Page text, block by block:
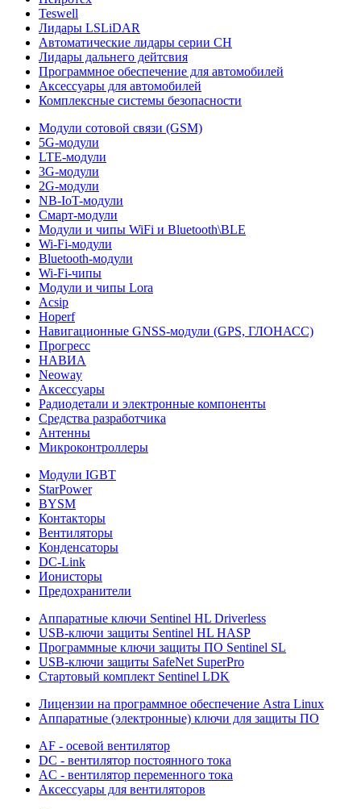
Teswell
Лидары LSLiDAR
Автоматические лидары серии CH
Лидары дальнего дейтсвия
Программное обеспечение для автомобилей
Аксессуары для автомобилей
Комплексные системы безопасности
Модули сотовой связи (GSM)
5G-модули
LTE-модули
3G-модули
2G-модули
NB-IoT-модули
Смарт-модули
Модули и чипы WiFi и Bluetooth\BLE
Wi-Fi-модули
Bluetooth-модули
Wi-Fi-чипы
Модули и чипы Lora
Acsip
Hoperf
Навигационные GNSS-модули (GPS, ГЛОНАСС)
Прогресс
НАВИА
Neoway
Аксессуары
Радиодетали и электронные компоненты
Средства разработчика
Антенны
Микроконтроллеры
Модули IGBT
StarPower
BYSM
Контакторы
Вентиляторы
Конденсаторы
DC-Link
Ионисторы
Предохранители
Аппаратные ключи Sentinel HL Driverless
USB-ключи защиты Sentinel HL HASP
Программные ключи защиты ПО Sentinel SL
USB-ключи защиты SafeNet SuperPro
Стартовый комплект Sentinel LDK
Лицензии на программное обеспечение Astra Linux
Аппаратные (электронные) ключи для защиты ПО
AF - осевой вентилятор
DC - вентилятор постоянного тока
AC - вентилятор переменного тока
Аксессуары для вентиляторов